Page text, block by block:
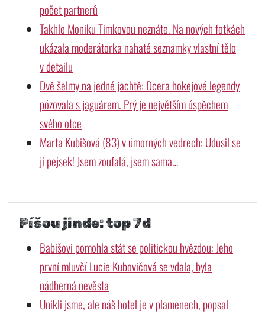
počet partnerů
Takhle Moniku Timkovou neznáte. Na nových fotkách
ukázala moderátorka nahaté seznamky vlastní tělo
v detailu
Dvě šelmy na jedné jachtě: Dcera hokejové legendy
pózovala s jaguárem. Prý je největším úspěchem
svého otce
Marta Kubišová (83) v úmorných vedrech: Udusil se
jí pejsek! Jsem zoufalá, jsem sama…
Píšou jinde: top 7d
Babišovi pomohla stát se politickou hvězdou: Jeho
první mluvčí Lucie Kubovičová se vdala, byla
nádherná nevěsta
Unikli jsme, ale náš hotel je v plamenech, popsal